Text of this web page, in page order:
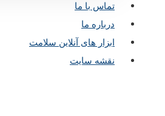
تماس با ما
درباره ما
ابزار های آنلاین سلامت
نقشه سایت